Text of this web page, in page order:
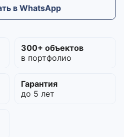
в WhatsApp
300+ объектов
в портфолио
Гарантия
до 5 лет